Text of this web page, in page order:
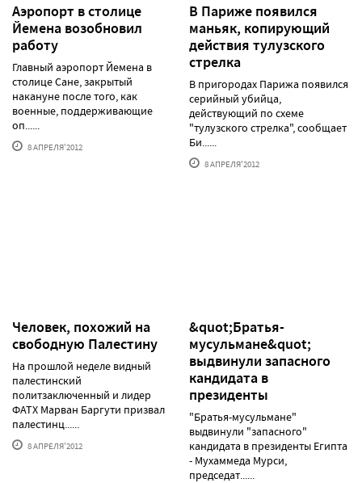
Аэропорт в столице
Йемена возобновил
работу
Главный аэропорт Йемена в
столице Сане, закрытый
накануне после того, как
военные, поддерживающие
оп......
8 АПРЕЛЯ'2012
В Париже появился
маньяк, копирующий
действия тулузского
стрелка
В пригородах Парижа появился
серийный убийца,
действующий по схеме
"тулузского стрелка", сообщает
Би......
8 АПРЕЛЯ'2012
Человек, похожий на
свободную Палестину
На прошлой неделе видный
палестинский
политзаключенный и лидер
ФАТХ Марван Баргути призвал
палестинц......
8 АПРЕЛЯ'2012
&quot;Братья-
мусульмане&quot;
выдвинули запасного
кандидата в
президенты
"Братья-мусульмане"
выдвинули "запасного"
кандидата в президенты Египта
- Мухаммеда Мурси,
председат......